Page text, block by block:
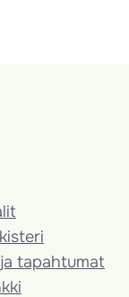
tapahtumat